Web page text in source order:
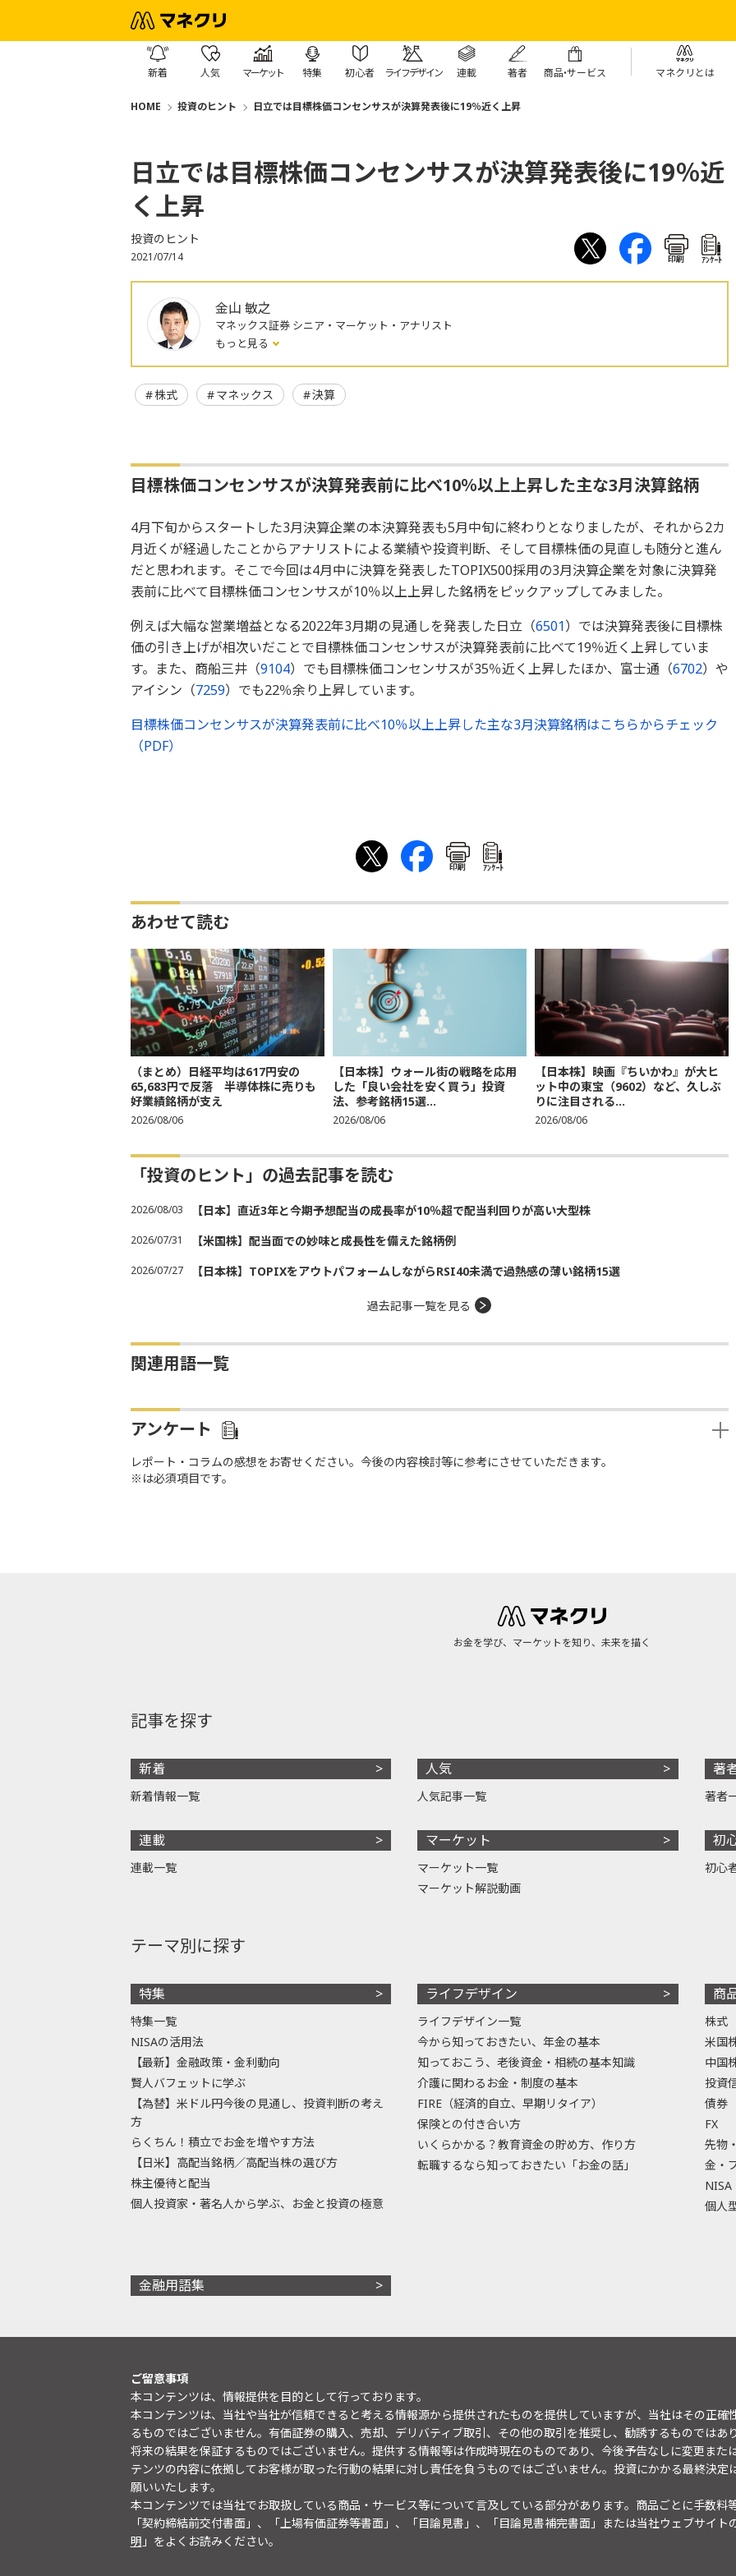
新着 人気 マーケット 特集 初心者 ライフデザイン 連載 著者 商品・サービス マネクリとは
HOME 投資のヒント 日立では目標株価コンセンサスが決算発表後に19％近く上昇
日立では目標株価コンセンサスが決算発表後に19％近
く上昇
投資のヒント
2021/07/14 印刷 ｱﾝｹｰﾄ
金山 敏之
マネックス証券 シニア・マーケット・アナリスト
もっと見る
株式 マネックス 決算
目標株価コンセンサスが決算発表前に比べ10％以上上昇した主な3月決算銘柄
4月下旬からスタートした3月決算企業の本決算発表も5月中旬に終わりとなりましたが、それから2カ
月近くが経過したことからアナリストによる業績や投資判断、そして目標株価の見直しも随分と進ん
だと思われます。そこで今回は4月中に決算を発表したTOPIX500採用の3月決算企業を対象に決算発
表前に比べて目標株価コンセンサスが10％以上上昇した銘柄をピックアップしてみました。
例えば大幅な営業増益となる2022年3月期の見通しを発表した日立（6501）では決算発表後に目標株
価の引き上げが相次いだことで目標株価コンセンサスが決算発表前に比べて19％近く上昇していま
す。また、商船三井（9104）でも目標株価コンセンサスが35％近く上昇したほか、富士通（6702）や
アイシン（7259）でも22％余り上昇しています。
目標株価コンセンサスが決算発表前に比べ10％以上上昇した主な3月決算銘柄はこちらからチェック
（PDF）
印刷 ｱﾝｹｰﾄ
あわせて読む
（まとめ）日経平均は617円安の
65,683円で反落 半導体株に売りも
好業績銘柄が支え
2026/08/06
【日本株】ウォール街の戦略を応用
した「良い会社を安く買う」投資
法、参考銘柄15選...
2026/08/06
【日本株】映画『ちいかわ』が大ヒ
ット中の東宝（9602）など、久しぶ
りに注目される...
2026/08/06
「投資のヒント」の過去記事を読む
2026/08/03 【日本】直近3年と今期予想配当の成長率が10％超で配当利回りが高い大型株
2026/07/31 【米国株】配当面での妙味と成長性を備えた銘柄例
2026/07/27 【日本株】TOPIXをアウトパフォームしながらRSI40未満で過熱感の薄い銘柄15選
過去記事一覧を見る
関連用語一覧
アンケート
レポート・コラムの感想をお寄せください。今後の内容検討等に参考にさせていただきます。
※は必須項目です。
お金を学び、マーケットを知り、未来を描く
記事を探す
新着
新着情報一覧
連載
連載一覧
人気
人気記事一覧
マーケット
マーケット一覧
マーケット解説動画
著
著者
初
初心
テーマ別に探す
特集
特集一覧
NISAの活用法
【最新】金融政策・金利動向
賢人バフェットに学ぶ
【為替】米ドル円今後の見通し、投資判断の考え
方
らくちん！積立でお金を増やす方法
【日米】高配当銘柄／高配当株の選び方
株主優待と配当
個人投資家・著名人から学ぶ、お金と投資の極意
ライフデザイン
ライフデザイン一覧
今から知っておきたい、年金の基本
知っておこう、老後資金・相続の基本知識
介護に関わるお金・制度の基本
FIRE（経済的自立、早期リタイア）
保険との付き合い方
いくらかかる？教育資金の貯め方、作り方
転職するなら知っておきたい「お金の話」
商
株式
米国
中国
投資
債券
FX
先物
金・
NISA
個人
金融用語集
ご留意事項
本コンテンツは、情報提供を目的として行っております。
本コンテンツは、当社や当社が信頼できると考える情報源から提供されたものを提供していますが、当社はその正
るものではございません。有価証券の購入、売却、デリバティブ取引、その他の取引を推奨し、勧誘するものではあ
将来の結果を保証するものではございません。提供する情報等は作成時現在のものであり、今後予告なしに変更また
テンツの内容に依拠してお客様が取った行動の結果に対し責任を負うものではございません。投資にかかる最終決
願いいたします。
本コンテンツでは当社でお取扱している商品・サービス等について言及している部分があります。商品ごとに手数料
「契約締結前交付書面」、「上場有価証券等書面」、「目論見書」、「目論見書補完書面」または当社ウェブサイト
明 」をよくお読みください。